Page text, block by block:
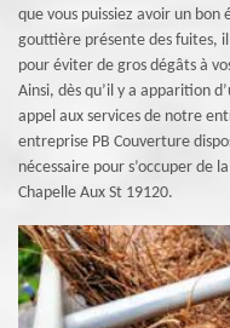
que vous puissiez avoir un
gouttière présente des fuites,
pour éviter de gros dégâts à
Ainsi, dès qu’il y a apparition
appel aux services de notre
entreprise PB Couverture
nécessaire pour s’occuper de
Chapelle Aux St 19120.